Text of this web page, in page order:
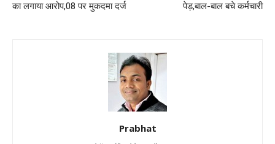
का लगाया आरोप,08 पर मुकदमा दर्ज
पेड़,बाल-बाल बचे कर्मचारी
Prabhat